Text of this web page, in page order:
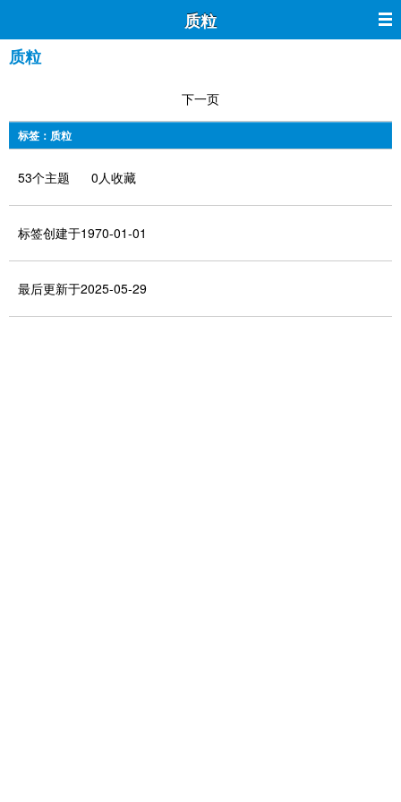
质粒
质粒
下一页
标签：质粒
53个主题 0人收藏
标签创建于1970-01-01
最后更新于2025-05-29